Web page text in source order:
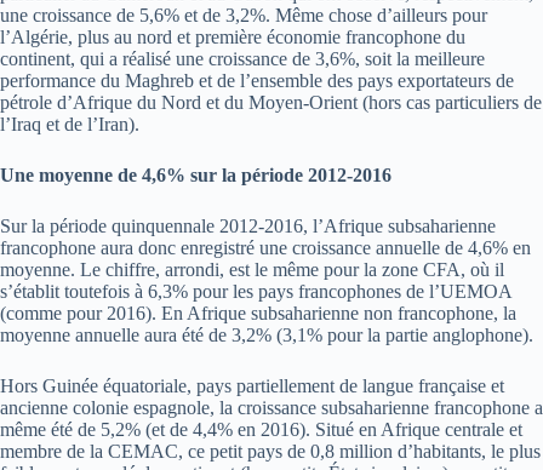
une croissance de 5,6% et de 3,2%. Même chose d’ailleurs pour
l’Algérie, plus au nord et première économie francophone du
continent, qui a réalisé une croissance de 3,6%, soit la meilleure
performance du Maghreb et de l’ensemble des pays exportateurs de
pétrole d’Afrique du Nord et du Moyen-Orient (hors cas particuliers de
l’Iraq et de l’Iran).
Une moyenne de 4,6% sur la période 2012-2016
Sur la période quinquennale 2012-2016, l’Afrique subsaharienne
francophone aura donc enregistré une croissance annuelle de 4,6% en
moyenne. Le chiffre, arrondi, est le même pour la zone CFA, où il
s’établit toutefois à 6,3% pour les pays francophones de l’UEMOA
(comme pour 2016). En Afrique subsaharienne non francophone, la
moyenne annuelle aura été de 3,2% (3,1% pour la partie anglophone).
Hors Guinée équatoriale, pays partiellement de langue française et
ancienne colonie espagnole, la croissance subsaharienne francophone a
même été de 5,2% (et de 4,4% en 2016). Situé en Afrique centrale et
membre de la CEMAC, ce petit pays de 0,8 million d’habitants, le plus